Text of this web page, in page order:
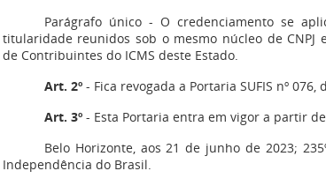
Parágrafo único - O credenciamento se
titularidade reunidos sob o mesmo núcleo de CNPJ
de Contribuintes do ICMS deste Estado.
Art. 2º - Fica revogada a Portaria SUFIS nº
Art. 3º- Esta Portaria entra em vigor a partir
Belo Horizonte, aos 21 de junho de 2023;
Independência do Brasil.